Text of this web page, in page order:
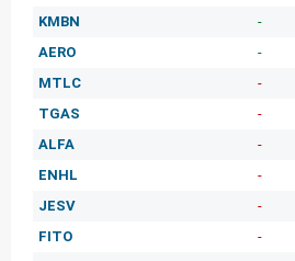
KMBN
-
AERO
-
MTLC
-
TGAS
-
ALFA
-
ENHL
-
JESV
-
FITO
-